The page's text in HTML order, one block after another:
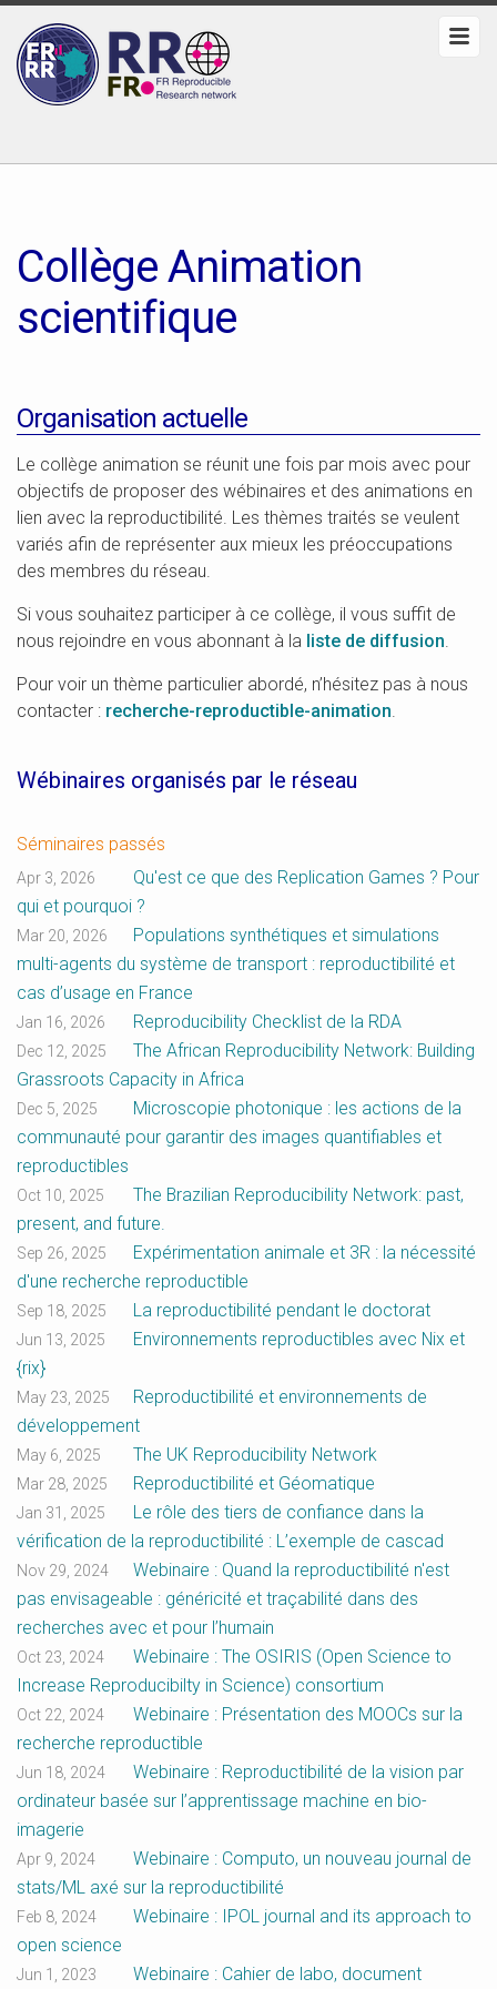
Collège Animation
scientifique
Organisation actuelle
Le collège animation se réunit une fois par mois avec pour
objectifs de proposer des wébinaires et des animations en
lien avec la reproductibilité. Les thèmes traités se veulent
variés afin de représenter aux mieux les préoccupations
des membres du réseau.
Si vous souhaitez participer à ce collège, il vous suffit de
nous rejoindre en vous abonnant à la liste de diffusion.
Pour voir un thème particulier abordé, n’hésitez pas à nous
contacter : recherche-reproductible-animation.
Wébinaires organisés par le réseau
Séminaires passés
Apr 3, 2026
Qu'est ce que des Replication Games ? Pour
qui et pourquoi ?
Mar 20, 2026
Populations synthétiques et simulations
multi-agents du système de transport : reproductibilité et
cas d’usage en France
Jan 16, 2026 Reproducibility Checklist de la RDA
Dec 12, 2025
The African Reproducibility Network: Building
Grassroots Capacity in Africa
Dec 5, 2025
Microscopie photonique : les actions de la
communauté pour garantir des images quantifiables et
reproductibles
Oct 10, 2025
The Brazilian Reproducibility Network: past,
present, and future.
Sep 26, 2025
Expérimentation animale et 3R : la nécessité
d'une recherche reproductible
Sep 18, 2025 La reproductibilité pendant le doctorat
Jun 13, 2025
Environnements reproductibles avec Nix et
{rix}
May 23, 2025
Reproductibilité et environnements de
développement
May 6, 2025 The UK Reproducibility Network
Mar 28, 2025 Reproductibilité et Géomatique
Jan 31, 2025
Le rôle des tiers de confiance dans la
vérification de la reproductibilité : L’exemple de cascad
Nov 29, 2024
Webinaire : Quand la reproductibilité n'est
pas envisageable : généricité et traçabilité dans des
recherches avec et pour l’humain
Oct 23, 2024
Webinaire : The OSIRIS (Open Science to
Increase Reproducibilty in Science) consortium
Oct 22, 2024
Webinaire : Présentation des MOOCs sur la
recherche reproductible
Jun 18, 2024
Webinaire : Reproductibilité de la vision par
ordinateur basée sur l’apprentissage machine en bio-
imagerie
Apr 9, 2024
Webinaire : Computo, un nouveau journal de
stats/ML axé sur la reproductibilité
Feb 8, 2024
Webinaire : IPOL journal and its approach to
open science
Jun 1, 2023 Webinaire : Cahier de labo, document